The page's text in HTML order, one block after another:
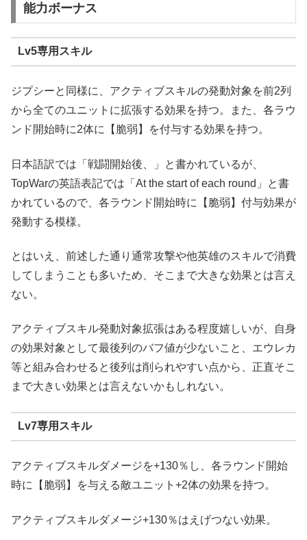
能力ボーナス
Lv5専用スキル
ジプシーと同様に、アクティブスキルの発動対象を前2列
から全てのユニットに拡張する効果を持つ。また、各ラウ
ンド開始時に2体に【脆弱】を付与する効果を持つ。
日本語訳では「戦闘開始後、」と書かれているが、
TopWarの英語表記では「At the start of each round」と書
かれているので、各ラウンド開始時に【脆弱】付与効果が
発動する模様。
とはいえ、前述した通り通常攻撃や他英雄のスキルで消費
してしまうことも多いため、そこまで大きな効果とは言え
ない。
アクティブスキル発動対象拡張はある程度嬉しいが、自身
の効果対象として最後列のバフ値が少ないこと、エウレカ
等と組み合わせると後列は削られやすい点から、正直そこ
まで大きい効果とは言えないかもしれない。
Lv7専用スキル
アクティブスキルダメージを+130％し、各ラウンド開始
時に【脆弱】を与える敵ユニット+2体の効果を持つ。
アクティブスキルダメージ+130％はえげつない効果。